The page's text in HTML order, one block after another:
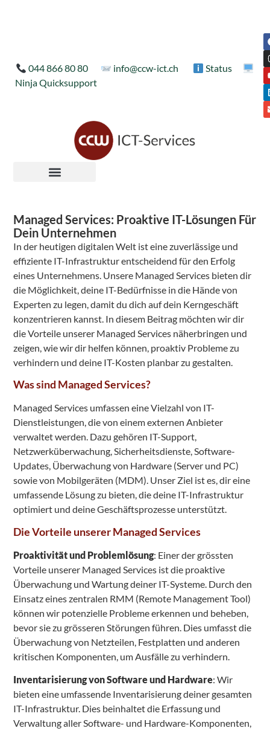
044 866 80 80 info@ccw-ict.ch
Status
Ninja Quicksupport
Managed Services: Proaktive IT-Lösungen Für
Dein Unternehmen
In der heutigen digitalen Welt ist eine zuverlässige und
effiziente IT-Infrastruktur entscheidend für den Erfolg
eines Unternehmens. Unsere Managed Services bieten dir
die Möglichkeit, deine IT-Bedürfnisse in die Hände von
Experten zu legen, damit du dich auf dein Kerngeschäft
konzentrieren kannst. In diesem Beitrag möchten wir dir
die Vorteile unserer Managed Services näherbringen und
zeigen, wie wir dir helfen können, proaktiv Probleme zu
verhindern und deine IT-Kosten planbar zu gestalten.
Was sind Managed Services?
Managed Services umfassen eine Vielzahl von IT-
Dienstleistungen, die von einem externen Anbieter
verwaltet werden. Dazu gehören IT-Support,
Netzwerküberwachung, Sicherheitsdienste, Software-
Updates, Überwachung von Hardware (Server und PC)
sowie von Mobilgeräten (MDM). Unser Ziel ist es, dir eine
umfassende Lösung zu bieten, die deine IT-Infrastruktur
optimiert und deine Geschäftsprozesse unterstützt.
Die Vorteile unserer Managed Services
Proaktivität und Problemlösung: Einer der grössten
Vorteile unserer Managed Services ist die proaktive
Überwachung und Wartung deiner IT-Systeme. Durch den
Einsatz eines zentralen RMM (Remote Management Tool)
können wir potenzielle Probleme erkennen und beheben,
bevor sie zu grösseren Störungen führen. Dies umfasst die
Überwachung von Netzteilen, Festplatten und anderen
kritischen Komponenten, um Ausfälle zu verhindern.
Inventarisierung von Software und Hardware: Wir
bieten eine umfassende Inventarisierung deiner gesamten
IT-Infrastruktur. Dies beinhaltet die Erfassung und
Verwaltung aller Software- und Hardware-Komponenten,